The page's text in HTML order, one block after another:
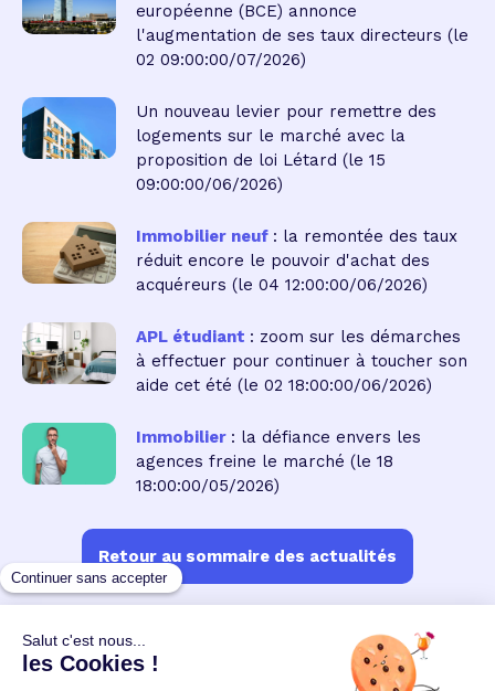
européenne (BCE) annonce
l'augmentation de ses taux directeurs (le
02 09:00:00/07/2026)
Un nouveau levier pour remettre des
logements sur le marché avec la
proposition de loi Létard (le 15
09:00:00/06/2026)
Immobilier neuf : la remontée des taux
réduit encore le pouvoir d'achat des
acquéreurs (le 04 12:00:00/06/2026)
APL étudiant : zoom sur les démarches
à effectuer pour continuer à toucher son
aide cet été (le 02 18:00:00/06/2026)
Immobilier : la défiance envers les
agences freine le marché (le 18
18:00:00/05/2026)
Retour au sommaire des actualités